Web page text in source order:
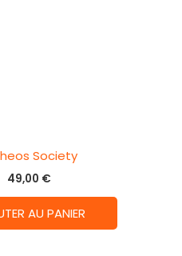
Society
49,00 €
AU PANIER